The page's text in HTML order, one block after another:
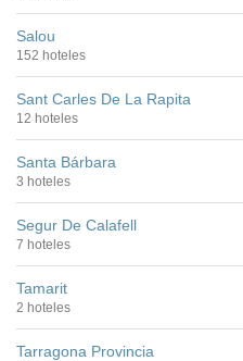
Salou
152 hoteles
Sant Carles De La Rapita
12 hoteles
Santa Bárbara
3 hoteles
Segur De Calafell
7 hoteles
Tamarit
2 hoteles
Tarragona Provincia